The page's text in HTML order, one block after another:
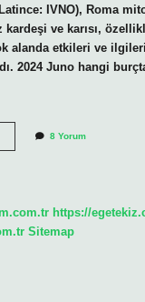
IVNO), Roma
kardeşi ve karısı,
alanda etkileri ve
2024 Juno hangi
8 Yorum
https://
Sitemap